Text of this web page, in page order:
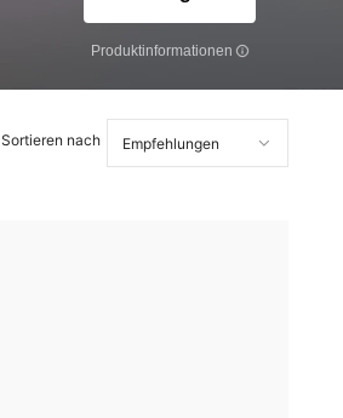
Produktinformationen
Sortieren nach